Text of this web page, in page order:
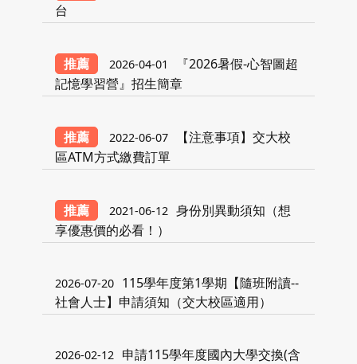
台
推薦 2026-04-01
『2026暑假-心智圖超
記憶學習營』招生簡章
推薦 2022-06-07
【注意事項】交大校
區ATM方式繳費訂單
推薦 2021-06-12 身份別異動須知（想
享優惠價的必看！）
2026-07-20 115學年度第1學期【隨班附讀--
社會人士】申請須知（交大校區適用）
2026-02-12 申請115學年度國內大學交換(含